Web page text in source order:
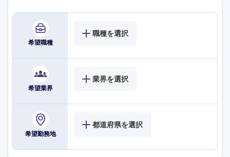
希望職種
職種を選択
希望業界
業界を選択
希望勤務地
都道府県を選択